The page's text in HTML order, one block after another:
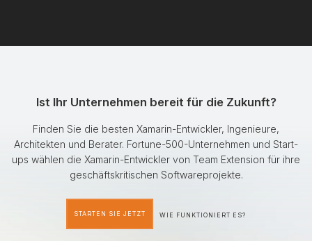
Ist Ihr Unternehmen bereit für die Zukunft?
Finden Sie die besten Xamarin-Entwickler, Ingenieure,
Architekten und Berater. Fortune-500-Unternehmen und Start-
ups wählen die Xamarin-Entwickler von Team Extension für ihre
geschäftskritischen Softwareprojekte.
STARTEN SIE JETZT WIE FUNKTIONIERT ES?